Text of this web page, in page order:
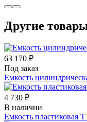
Другие
63 170 ₽
Под заказ
Емкость
4 730 ₽
В наличии
Емкость пластиковая